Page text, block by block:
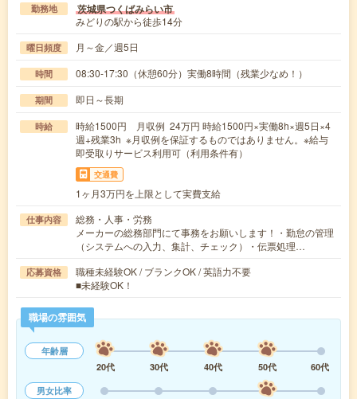
勤務地 茨城県つくばみらい市
みどりの駅から徒歩14分
曜日頻度 月～金／週5日
時間 08:30-17:30（休憩60分）実働8時間（残業少なめ！）
期間 即日～長期
時給
時給1500円 月収例 24万円 時給1500円×実働8h×週5日×4
週+残業3h ※月収例を保証するものではありません。※給与
即受取りサービス利用可（利用条件有）
交通費
1ヶ月3万円を上限として実費支給
仕事内容
総務・人事・労務
メーカーの総務部門にて事務をお願いします！・勤怠の管理
（システムへの入力、集計、チェック）・伝票処理…
応募資格
職種未経験OK / ブランクOK / 英語力不要
■未経験OK！
職場の雰囲気
年齢層
20代
30代 40代 50代
60代
男女比率